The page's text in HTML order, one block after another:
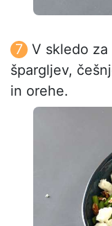
V skledo
špargljev,
in orehe.